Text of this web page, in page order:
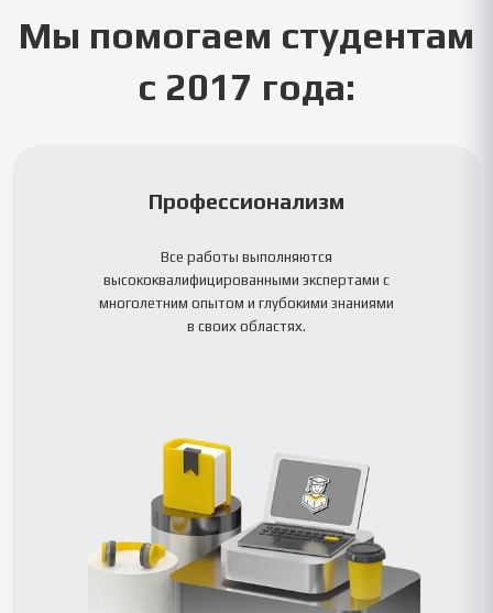
Мы помогаем студентам
с 2017 года:
Профессионализм
Все работы выполняются
высококвалифицированными экспертами с
многолетним опытом и глубокими знаниями
в своих областях.